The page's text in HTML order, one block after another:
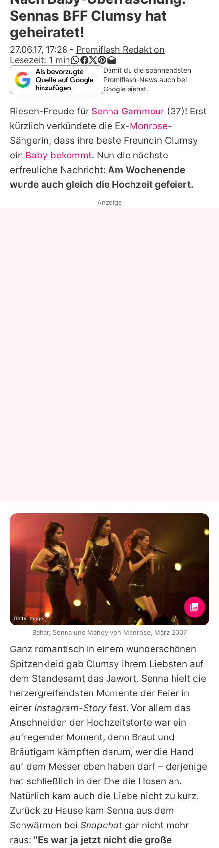
Alle Themen auf Promiflash
App runterladen
Team
Redaktionelle Richtlinien
Impressum
Datenschutzerklärung
Nutzungsbedingungen
Utiq verwalten
Sennas BFF Clumsy hat
geheiratet!
27.06.17, 17:28 - Promiflash Redaktion
Lesezeit: 1 min
Damit du die spannendsten
Promiflash-News auch bei
Google siehst.
Riesen-Freude für Senna Gammour (37)! Erst
kürzlich verkündete die Ex-Monrose-
Sängerin, dass ihre beste Freundin Clumsy
ein Baby bekommt. Nun die nächste
erfreuliche Nachricht: Am Wochenende
wurde auch gleich die Hochzeit gefeiert.
Ganz romantisch in einem wunderschönen
Spitzenkleid gab Clumsy ihrem Liebsten auf
dem Standesamt das Jawort. Senna hielt die
herzergreifendsten Momente der Feier in
einer Instagram-Story fest. Vor allem das
Anschneiden der Hochzeitstorte war ein
aufregender Moment, denn Braut und
Bräutigam kämpften darum, wer die Hand
auf dem Messer oben haben darf – derjenige
hat schließlich in der Ehe die Hosen an.
Natürlich kam auch die Liebe nicht zu kurz.
Zurück zu Hause kam Senna aus dem
Schwärmen bei Snapchat gar nicht mehr
raus: "Es war ja jetzt nicht die große
Anzeige
Getty Images
Bahar, Senna und Mandy von Monrose, März 2007